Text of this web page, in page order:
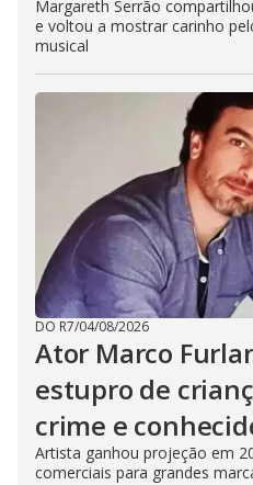
Margareth Serrão
e voltou a mostrar carinho
musical
DO R7/04/08/2026
Ator Marco
estupro de
crime e
Artista ganhou projeção em
comerciais para grandes